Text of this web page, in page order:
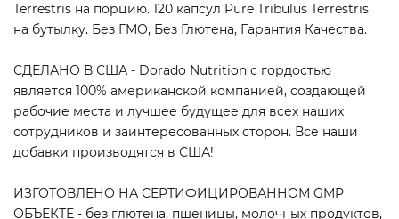
Terrestris на порцию. 120 капсул Pure Tribulus Terrestris
на бутылку. Без ГМО, Без Глютена, Гарантия Качества.
СДЕЛАНО В США - Dorado Nutrition с гордостью
является 100% американской компанией, создающей
рабочие места и лучшее будущее для всех наших
сотрудников и заинтересованных сторон. Все наши
добавки производятся в США!
ИЗГОТОВЛЕНО НА СЕРТИФИЦИРОВАННОМ GMP
ОБЪЕКТЕ - без глютена, пшеницы, молочных продуктов,